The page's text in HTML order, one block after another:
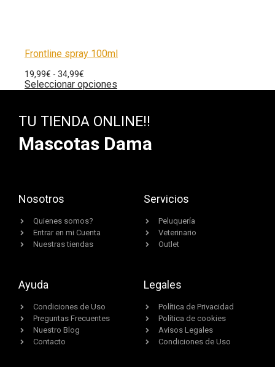
Frontline spray 100ml
19,99€ - 34,99€
Seleccionar opciones
TU TIENDA ONLINE!!
Mascotas Dama
Nosotros
Quienes somos?
Entrar en mi Cuenta
Nuestras tiendas
Servicios
Peluquería
Veterinario
Outlet
Ayuda
Condiciones de Uso
Preguntas Frecuentes
Nuestro Blog
Contacto
Legales
Política de Privacidad
Política de cookies
Avisos Legales
Condiciones de Uso